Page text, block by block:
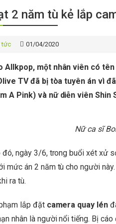
2 năm tù kẻ lắp
tức 01/04/2020
Allkpop, một nhân viên có
TV đã bị tòa tuyên án vì
A Pink) và nữ diễn viên Shin
Nữ ca sĩ
đó, ngày 3/6, trong buổi xét xử
mức án 2 năm tù cho người
ra tù.
lắp đặt camera quay lén
nhân là người nổi tiếng. Bị